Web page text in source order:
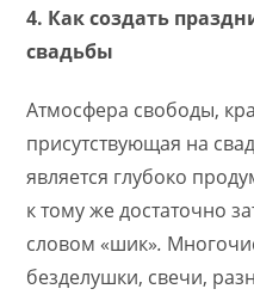
4. Как создать
свадьбы
Атмосфера свободы,
присутствующая на
является глубоко
к тому же достаточно
словом «шик».
безделушки, свечи,